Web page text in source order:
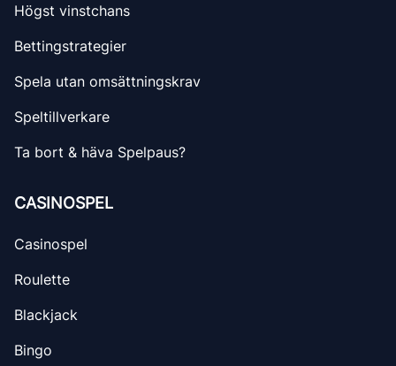
Högst vinstchans
Bettingstrategier
Spela utan omsättningskrav
Speltillverkare
Ta bort & häva Spelpaus?
CASINOSPEL
Casinospel
Roulette
Blackjack
Bingo